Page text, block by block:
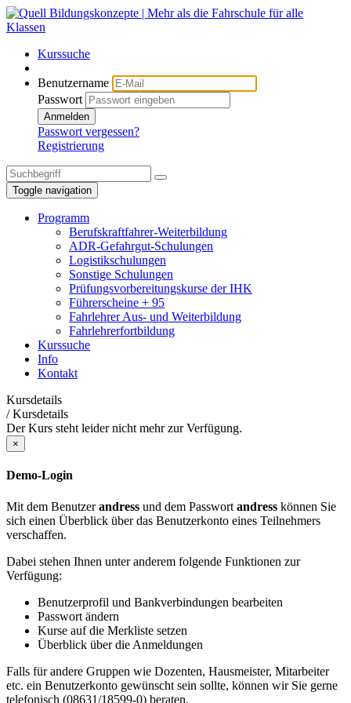
Kurssuche
Benutzername
Passwort
Anmelden
Passwort vergessen?
Registrierung
Toggle navigation
Programm
Berufskraftfahrer-Weiterbildung
ADR-Gefahrgut-Schulungen
Logistikschulungen
Sonstige Schulungen
Prüfungsvorbereitungskurse der IHK
Führerscheine + 95
Fahrlehrer Aus- und Weiterbildung
Fahrlehrerfortbildung
Kurssuche
Info
Kontakt
Kursdetails
/Kursdetails
Der Kurs steht leider nicht mehr zur Verfügung.
×
Demo-Login
Mit dem Benutzerandress und dem Passwort andress können Sie
sich einen Überblick über das Benutzerkonto eines Teilnehmers
verschaffen.
Dabei stehen Ihnen unter anderem folgende Funktionen zur
Verfügung:
Benutzerprofil und Bankverbindungen bearbeiten
Passwort ändern
Kurse auf die Merkliste setzen
Überblick über die Anmeldungen
Falls für andere Gruppen wie Dozenten, Hausmeister, Mitarbeiter
etc. ein Benutzerkonto gewünscht sein sollte, können wir Sie gerne
telefonisch (08631/18599-0) beraten.